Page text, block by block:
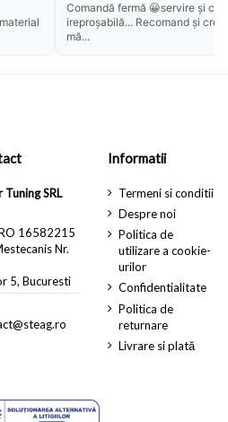
Comandă fermă 😀servire și
ireproșabilă... Recomand și cred
mă...
Tuning SRL
16582215
Nr.
5, Bucuresti
Informatii
Termeni si conditii
Despre noi
Politica de
utilizare a cookie-
urilor
Confidentialitate
Politica de
returnare
Livrare si plată